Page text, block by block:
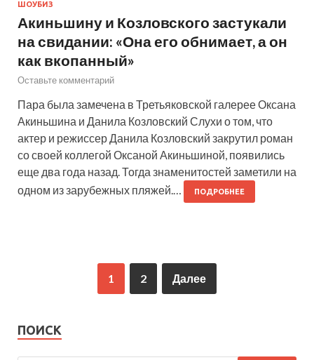
ШОУБИЗ
Акиньшину и Козловского застукали
на свидании: «Она его обнимает, а он
как вкопанный»
Оставьте комментарий
Пара была замечена в Третьяковской галерее Оксана
Акиньшина и Данила Козловский Слухи о том, что
актер и режиссер Данила Козловский закрутил роман
со своей коллегой Оксаной Акиньшиной, появились
еще два года назад. Тогда знаменитостей заметили на
одном из зарубежных пляжей.…
ПОДРОБНЕЕ
1 2 Далее
ПОИСК